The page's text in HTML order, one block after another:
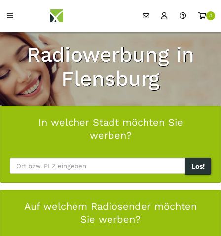
0
Radiowerbung in
Flensburg
In welcher Stadt möchten Sie
werben?
Los!
Auf welchem Radiosender möchten
Sie werben?